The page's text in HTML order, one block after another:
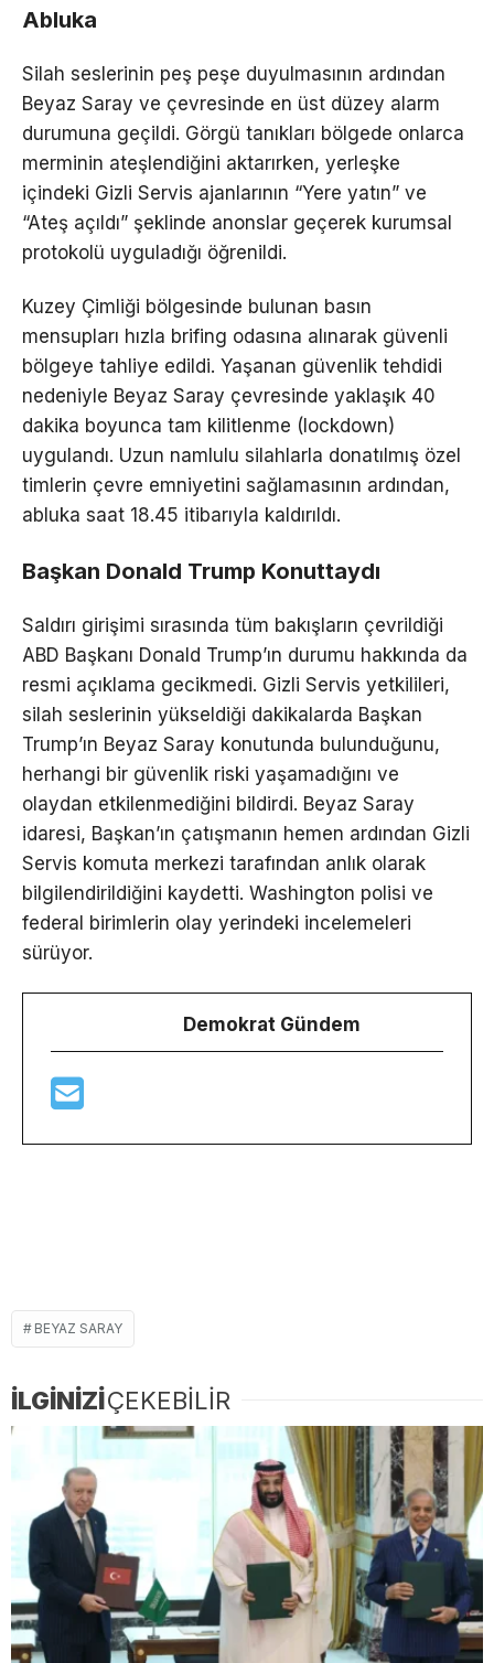
Abluka
Silah seslerinin peş peşe duyulmasının ardından
Beyaz Saray ve çevresinde en üst düzey alarm
durumuna geçildi. Görgü tanıkları bölgede onlarca
merminin ateşlendiğini aktarırken, yerleşke
içindeki Gizli Servis ajanlarının “Yere yatın” ve
“Ateş açıldı” şeklinde anonslar geçerek kurumsal
protokolü uyguladığı öğrenildi.
Kuzey Çimliği bölgesinde bulunan basın
mensupları hızla brifing odasına alınarak güvenli
bölgeye tahliye edildi. Yaşanan güvenlik tehdidi
nedeniyle Beyaz Saray çevresinde yaklaşık 40
dakika boyunca tam kilitlenme (lockdown)
uygulandı. Uzun namlulu silahlarla donatılmış özel
timlerin çevre emniyetini sağlamasının ardından,
abluka saat 18.45 itibarıyla kaldırıldı.
Başkan Donald Trump Konuttaydı
Saldırı girişimi sırasında tüm bakışların çevrildiği
ABD Başkanı Donald Trump’ın durumu hakkında da
resmi açıklama gecikmedi. Gizli Servis yetkilileri,
silah seslerinin yükseldiği dakikalarda Başkan
Trump’ın Beyaz Saray konutunda bulunduğunu,
herhangi bir güvenlik riski yaşamadığını ve
olaydan etkilenmediğini bildirdi. Beyaz Saray
idaresi, Başkan’ın çatışmanın hemen ardından Gizli
Servis komuta merkezi tarafından anlık olarak
bilgilendirildiğini kaydetti. Washington polisi ve
federal birimlerin olay yerindeki incelemeleri
sürüyor.
Demokrat Gündem
BEYAZ SARAY
İLGİNİZİÇEKEBİLİR